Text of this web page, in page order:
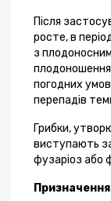
Після
росте, в
з
погодних
перепадів
Грибки,
виступають
фузаріоз або